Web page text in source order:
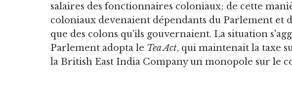
salaires des fonctionnaires coloniaux; de cette
coloniaux devenaient dépendants du Parlement et
que des colons qu'ils gouvernaient. La situation
Parlement adopta le Tea Act, qui maintenait la taxe
la British East India Company un monopole sur le